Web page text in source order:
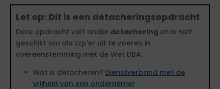
Let op: Dit is een detacheringsopdracht
Deze opdracht valt onder detachering en is niet
geschikt om als zzp'er uit te voeren in
overeenstemming met de Wet DBA.
Wat is detacheren? Dienstverband met de
vrijheid van een ondernemer